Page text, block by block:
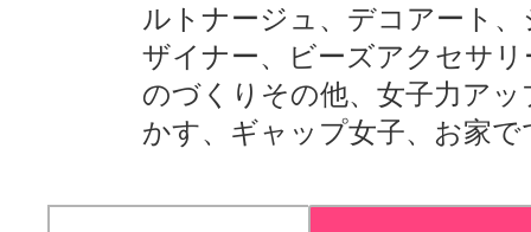
ルトナージュ、デコアート
ザイナー、ビーズアクセサリ
のづくりその他、女子力アッ
かす、ギャップ女子、お家で